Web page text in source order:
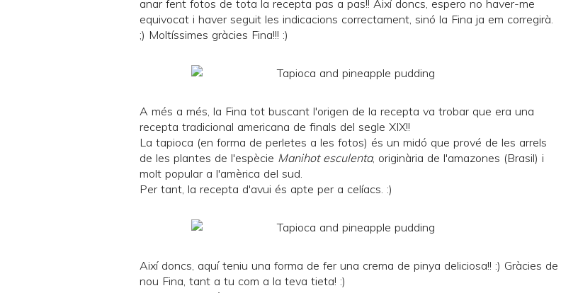
anar fent fotos de tota la recepta pas a pas!! Així doncs, espero no haver-me
equivocat i haver seguit les indicacions correctament, sinó la Fina ja em corregirà.
;) Moltíssimes gràcies Fina!!! :)
A més a més, la Fina tot buscant l'origen de la recepta va trobar que era una
recepta tradicional americana de finals del segle XIX!!
La tapioca (en forma de perletes a les fotos) és un midó que prové de les arrels
de les plantes de l'espècie Manihot esculenta, originària de l'amazones (Brasil) i
molt popular a l'amèrica del sud.
Per tant, la recepta d'avui és apte per a celíacs. :)
Així doncs, aquí teniu una forma de fer una crema de pinya deliciosa!! :) Gràcies de
nou Fina, tant a tu com a la teva tieta! :)